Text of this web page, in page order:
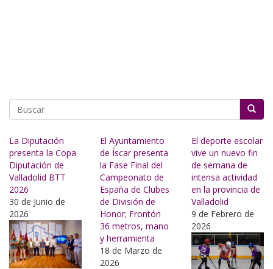
La Diputación
presenta la Copa
Diputación de
Valladolid BTT
2026
30 de Junio de
2026
El Ayuntamiento
de Íscar presenta
la Fase Final del
Campeonato de
España de Clubes
de División de
Honor; Frontón
36 metros, mano
y herramienta
18 de Marzo de
2026
El deporte escolar
vive un nuevo fin
de semana de
intensa actividad
en la provincia de
Valladolid
9 de Febrero de
2026